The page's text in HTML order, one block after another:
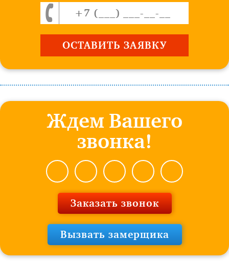
Ждем Вашего
звонка!
Заказать звонок
Вызвать замерщика